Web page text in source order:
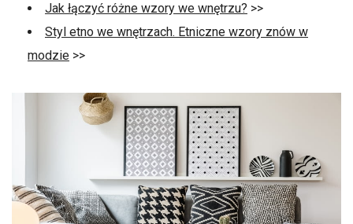
Jak łączyć różne wzory we wnętrzu? >>
Styl etno we wnętrzach. Etniczne wzory znów w
modzie >>